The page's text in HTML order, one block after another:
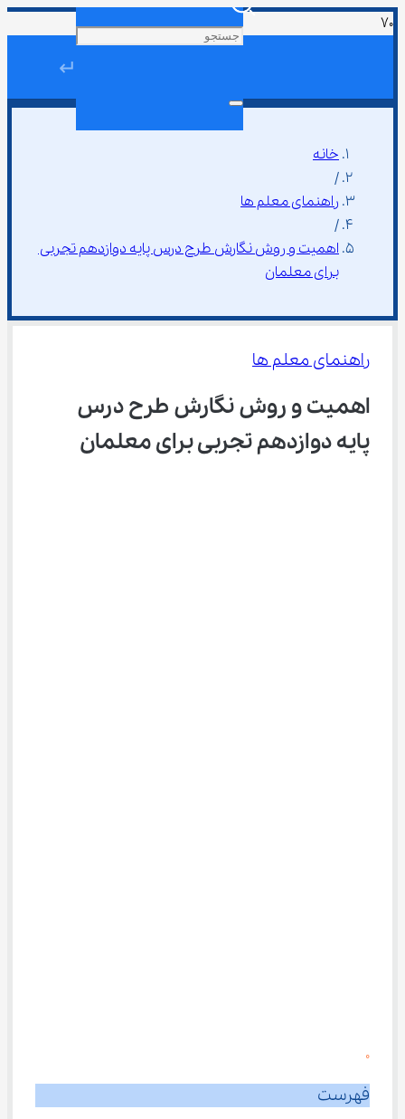
↵
خانه
/
راهنمای معلم ها
/
اهمیت و روش نگارش طرح درس پایه دوازدهم تجربی
برای معلمان
راهنمای معلم ها
اهمیت و روش نگارش طرح درس
پایه دوازدهم تجربی برای معلمان
0
فهرست